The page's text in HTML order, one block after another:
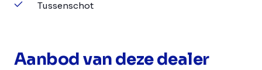
Tussenschot
Aanbod van deze dealer